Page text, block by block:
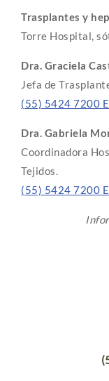
Trasplantes y
Torre Hospital,
Dra. Graciela
Jefa de
(55) 5424 7200
Dra. Gabriela
Coordinadora
Tejidos.
(55) 5424 7200